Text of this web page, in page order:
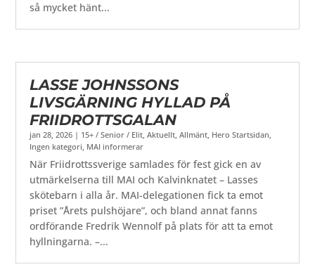
så mycket hänt...
LASSE JOHNSSONS
LIVSGÄRNING HYLLAD PÅ
FRIIDROTTSGALAN
jan 28, 2026 | 15+ / Senior / Elit,Aktuellt,Allmänt, Hero Startsidan,
Ingen kategori, MAI informerar
När Friidrottssverige samlades för fest gick en av
utmärkelserna till MAI och Kalvinknatet – Lasses
skötebarn i alla år. MAI-delegationen fick ta emot
priset ”Årets pulshöjare”, och bland annat fanns
ordförande Fredrik Wennolf på plats för att ta emot
hyllningarna. –...